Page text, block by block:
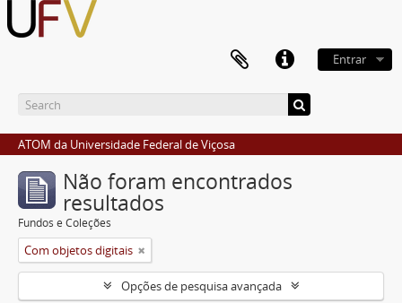
Entrar
ATOM da Universidade Federal de Viçosa
Não foram encontrados
resultados
Fundos e Coleções
Com objetos digitais
Opções de pesquisa avançada